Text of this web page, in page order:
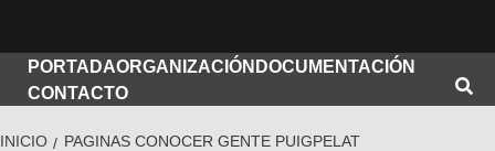
PORTADAORGANIZACIÓN DOCUMENTACIÓN
CONTACTO
INICIO PAGINAS CONOCER GENTE PUIGPELAT